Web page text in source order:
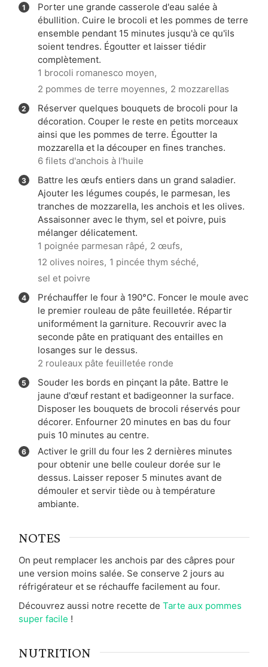
Porter une grande casserole d'eau salée à
ébullition. Cuire le brocoli et les pommes de terre
ensemble pendant 15 minutes jusqu'à ce qu'ils
soient tendres. Égoutter et laisser tiédir
complètement.
1 brocoli romanesco moyen,
2 pommes de terre moyennes, 2 mozzarellas
Réserver quelques bouquets de brocoli pour la
décoration. Couper le reste en petits morceaux
ainsi que les pommes de terre. Égoutter la
mozzarella et la découper en fines tranches.
6 filets d'anchois à l'huile
Battre les œufs entiers dans un grand saladier.
Ajouter les légumes coupés, le parmesan, les
tranches de mozzarella, les anchois et les olives.
Assaisonner avec le thym, sel et poivre, puis
mélanger délicatement.
1 poignée parmesan râpé, 2 œufs,
12 olives noires, 1 pincée thym séché,
sel et poivre
Préchauffer le four à 190°C. Foncer le moule avec
le premier rouleau de pâte feuilletée. Répartir
uniformément la garniture. Recouvrir avec la
seconde pâte en pratiquant des entailles en
losanges sur le dessus.
2 rouleaux pâte feuilletée ronde
Souder les bords en pinçant la pâte. Battre le
jaune d'œuf restant et badigeonner la surface.
Disposer les bouquets de brocoli réservés pour
décorer. Enfourner 20 minutes en bas du four
puis 10 minutes au centre.
Activer le grill du four les 2 dernières minutes
pour obtenir une belle couleur dorée sur le
dessus. Laisser reposer 5 minutes avant de
démouler et servir tiède ou à température
ambiante.
NOTES
On peut remplacer les anchois par des câpres pour
une version moins salée. Se conserve 2 jours au
réfrigérateur et se réchauffe facilement au four.
Découvrez aussi notre recette de Tarte aux pommes
super facile !
NUTRITION